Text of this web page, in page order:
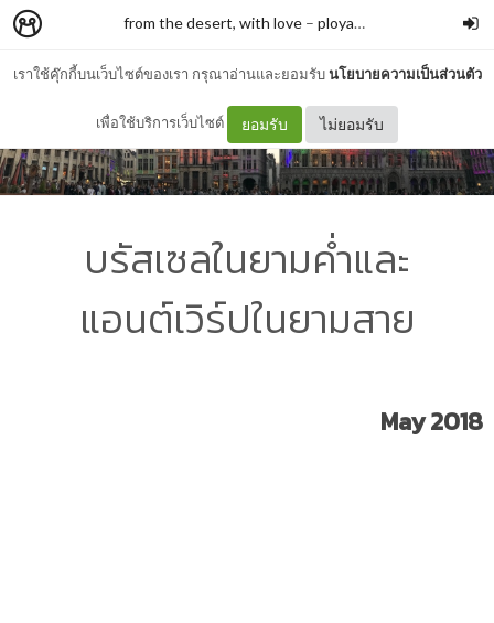
เราใช้คุ๊กกี้บนเว็บไซต์ของเรา กรุณาอ่านและยอมรับนโยบายความเป็นส่วนตัว
เพื่อใช้บริการเว็บไซต์ ยอมรับ ไม่ยอมรับ
from the desert, with love – ployapha.j
บรัสเซลในยามค่ำและ
แอนต์เวิร์ปในยามสาย
May 2018